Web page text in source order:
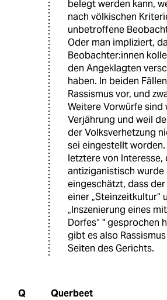
belegt werden kann,
nach völkischen
unbetroffene
Oder man impliziert,
Beobachter:innen
den Angeklagten
haben. In beiden
Rassismus vor, und
Weitere Vorwürfe sind
Verjährung und weil
der Volksverhetzung
sei eingestellt
letztere von Interesse,
antiziganistisch wurde
eingeschätzt, dass
einer „Steinzeitkultur“
„Inszenierung eines
Dorfes“ " gesprochen
gibt es also
Seiten des Gerichts.
Q Querbeet